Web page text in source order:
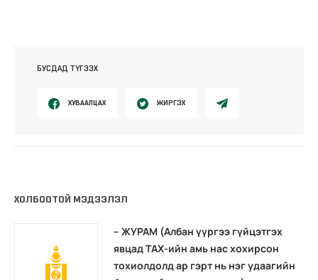
БУСДАД ТҮГЭЭХ
ХУВААЛЦАХ ЖИРГЭХ
ХОЛБООТОЙ МЭДЭЭЛЭЛ
– ЖУРАМ (Албан үүргээ гүйцэтгэх
явцад TAХ-ийн амь нас хохирсон
тохиолдолд ар гэрт нь нэг удаагийн